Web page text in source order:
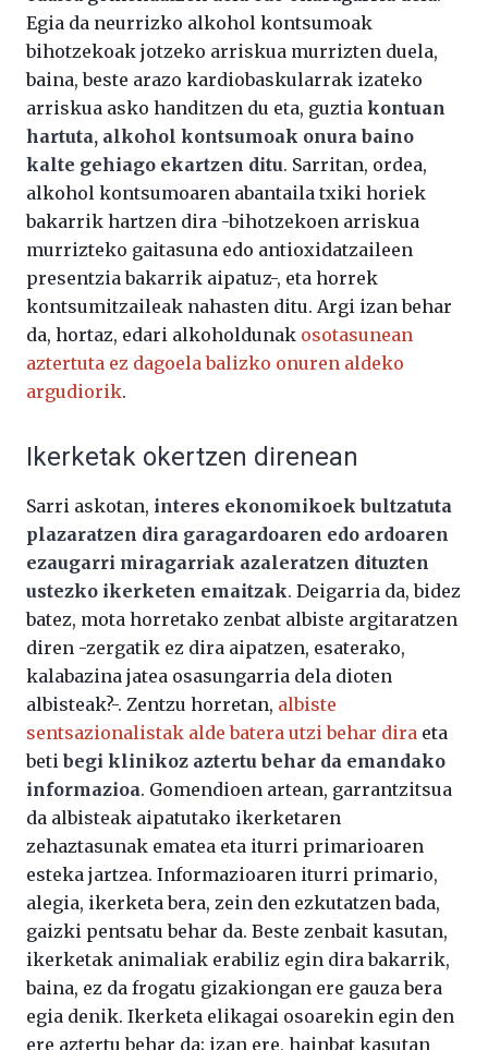
Egia da neurrizko alkohol kontsumoak
bihotzekoak jotzeko arriskua murrizten duela,
baina, beste arazo kardiobaskularrak izateko
arriskua asko handitzen du eta, guztia kontuan
hartuta, alkohol kontsumoak onura baino
kalte gehiago ekartzen ditu. Sarritan, ordea,
alkohol kontsumoaren abantaila txiki horiek
bakarrik hartzen dira -bihotzekoen arriskua
murrizteko gaitasuna edo antioxidatzaileen
presentzia bakarrik aipatuz-, eta horrek
kontsumitzaileak nahasten ditu. Argi izan behar
da, hortaz, edari alkoholdunak osotasunean
aztertuta ez dagoela balizko onuren aldeko
argudiorik.
Ikerketak okertzen direnean
Sarri askotan, interes ekonomikoek bultzatuta
plazaratzen dira garagardoaren edo ardoaren
ezaugarri miragarriak azaleratzen dituzten
ustezko ikerketen emaitzak. Deigarria da, bidez
batez, mota horretako zenbat albiste argitaratzen
diren -zergatik ez dira aipatzen, esaterako,
kalabazina jatea osasungarria dela dioten
albisteak?-. Zentzu horretan, albiste
sentsazionalistak alde batera utzi behar dira eta
betibegi klinikoz aztertu behar da emandako
informazioa. Gomendioen artean, garrantzitsua
da albisteak aipatutako ikerketaren
zehaztasunak ematea eta iturri primarioaren
esteka jartzea. Informazioaren iturri primario,
alegia, ikerketa bera, zein den ezkutatzen bada,
gaizki pentsatu behar da. Beste zenbait kasutan,
ikerketak animaliak erabiliz egin dira bakarrik,
baina, ez da frogatu gizakiongan ere gauza bera
egia denik. Ikerketa elikagai osoarekin egin den
ere aztertu behar da; izan ere, hainbat kasutan